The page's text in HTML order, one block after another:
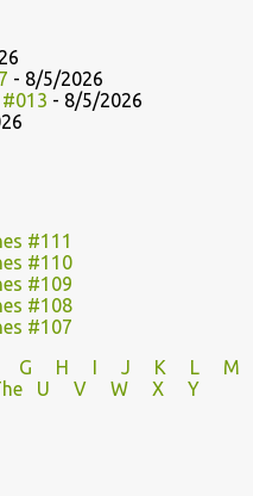
- 8/5/2026
- 8/5/2026
#111
#110
#109
#108
#107
G H I J K L
M
U V
W X Y